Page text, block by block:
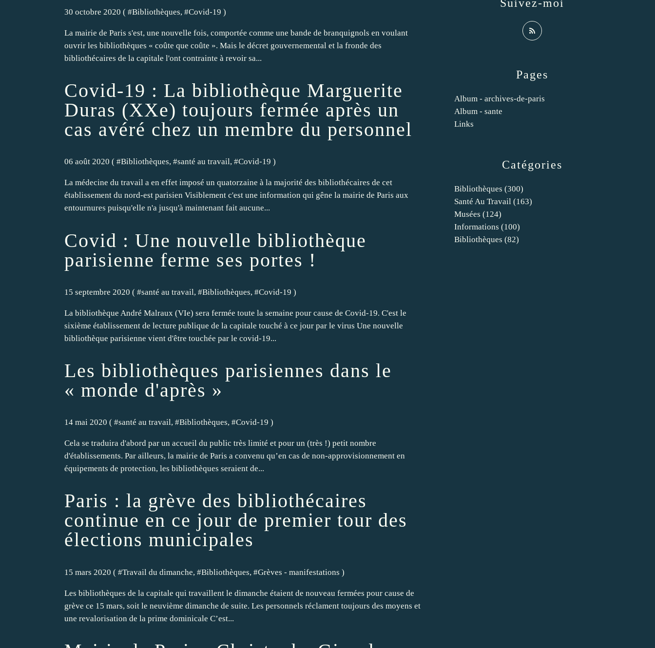
30 octobre 2020 ( #Bibliothèques, #Covid-19 )
La mairie de Paris s'est, une nouvelle fois, comportée comme une bande de branquignols en voulant
ouvrir les bibliothèques « coûte que coûte ». Mais le décret gouvernemental et la fronde des
bibliothécaires de la capitale l'ont contrainte à revoir sa...
Covid-19 : La bibliothèque Marguerite
Duras (XXe) toujours fermée après un
cas avéré chez un membre du personnel
06 août 2020 ( #Bibliothèques, #santé au travail, #Covid-19 )
La médecine du travail a en effet imposé un quatorzaine à la majorité des bibliothécaires de cet
établissement du nord-est parisien Visiblement c'est une information qui gêne la mairie de Paris aux
entournures puisqu'elle n'a jusqu'à maintenant fait aucune...
Covid : Une nouvelle bibliothèque
parisienne ferme ses portes !
15 septembre 2020 ( #santé au travail, #Bibliothèques, #Covid-19 )
La bibliothèque André Malraux (VIe) sera fermée toute la semaine pour cause de Covid-19. C'est le
sixième établissement de lecture publique de la capitale touché à ce jour par le virus Une nouvelle
bibliothèque parisienne vient d'être touchée par le covid-19...
Les bibliothèques parisiennes dans le
« monde d'après »
14 mai 2020 ( #santé au travail, #Bibliothèques, #Covid-19 )
Cela se traduira d'abord par un accueil du public très limité et pour un (très !) petit nombre
d'établissements. Par ailleurs, la mairie de Paris a convenu qu’en cas de non-approvisionnement en
équipements de protection, les bibliothèques seraient de...
Paris : la grève des bibliothécaires
continue en ce jour de premier tour des
élections municipales
15 mars 2020 ( #Travail du dimanche, #Bibliothèques, #Grèves - manifestations )
Les bibliothèques de la capitale qui travaillent le dimanche étaient de nouveau fermées pour cause de
grève ce 15 mars, soit le neuvième dimanche de suite. Les personnels réclament toujours des moyens et
une revalorisation de la prime dominicale C’est...
Catégories
Bibliothèques (300)
Santé Au Travail (163)
Musées (124)
Informations (100)
Bibliothèques (82)
Pages
Album - archives-de-paris
Album - sante
Links
Suivez-moi